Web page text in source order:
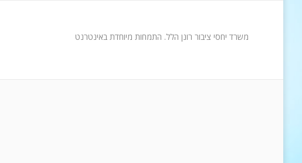
משרד יחסי ציבור רונן הלל. התמחות מיוחדת באינטרנט